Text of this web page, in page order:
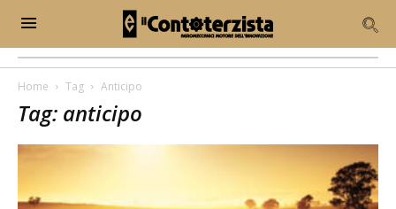
Home Tag Anticipo
Tag: anticipo